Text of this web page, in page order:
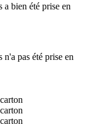
a bien été prise en
n'a pas été prise en